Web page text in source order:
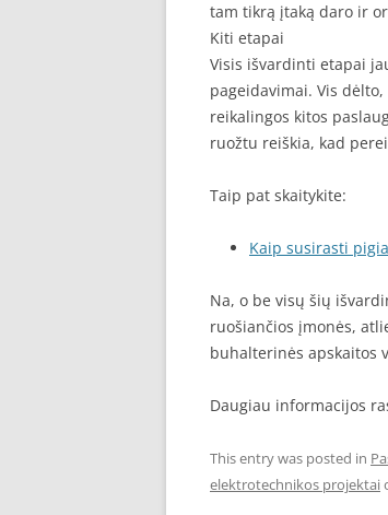
tam tikrą įtaką daro ir
Kiti etapai
Visis išvardinti etapai
pageidavimai. Vis
reikalingos kitos
ruožtu reiškia, kad
Taip pat skaitykite:
Kaip susirasti
Na, o be visų šių
ruošiančios įmonės,
buhalterinės apskaitos
Daugiau informacijos
This entry was posted in
elektrotechnikos projektai